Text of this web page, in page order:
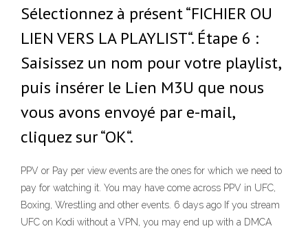
Sélectionnez à présent “FICHIER OU
LIEN VERS LA PLAYLIST“. Étape 6 :
Saisissez un nom pour votre playlist,
puis insérer le Lien M3U que nous
vous avons envoyé par e-mail,
cliquez sur “OK“.
PPV or Pay per view events are the ones for which we need to
pay for watching it. You may have come across PPV in UFC,
Boxing, Wrestling and other events. 6 days ago If you stream
UFC on Kodi without a VPN, you may end up with a DMCA